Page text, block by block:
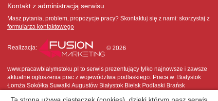
Kontakt z administracją serwisu
Masz pytania, problem, propozycje pracy? Skontaktuj się z nami: skorzystaj z
formularza kontaktowego
Realizacja: © 2026
www.pracawbialymstoku.pl to serwis prezentujący tylko najnowsze i zawsze
aktualne ogłoszenia prac z województwa podlaskiego. Praca w: Białystok
Łomża Sokółka Suwałki Augustów Białystok Bielsk Podlaski Brańsk